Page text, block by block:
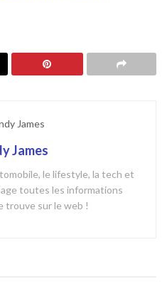
James
le lifestyle, la tech et
toutes les informations
trouve sur le web !